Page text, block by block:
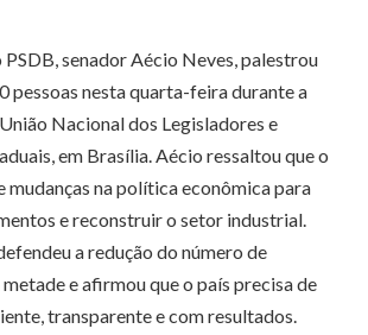
senador Aécio Neves, palestrou
pessoas nesta quarta-feira durante a
Nacional dos Legisladores e
em Brasília. Aécio ressaltou que o
mudanças na política econômica para
e reconstruir o setor industrial.
a redução do número de
e afirmou que o país precisa de
transparente e com resultados.